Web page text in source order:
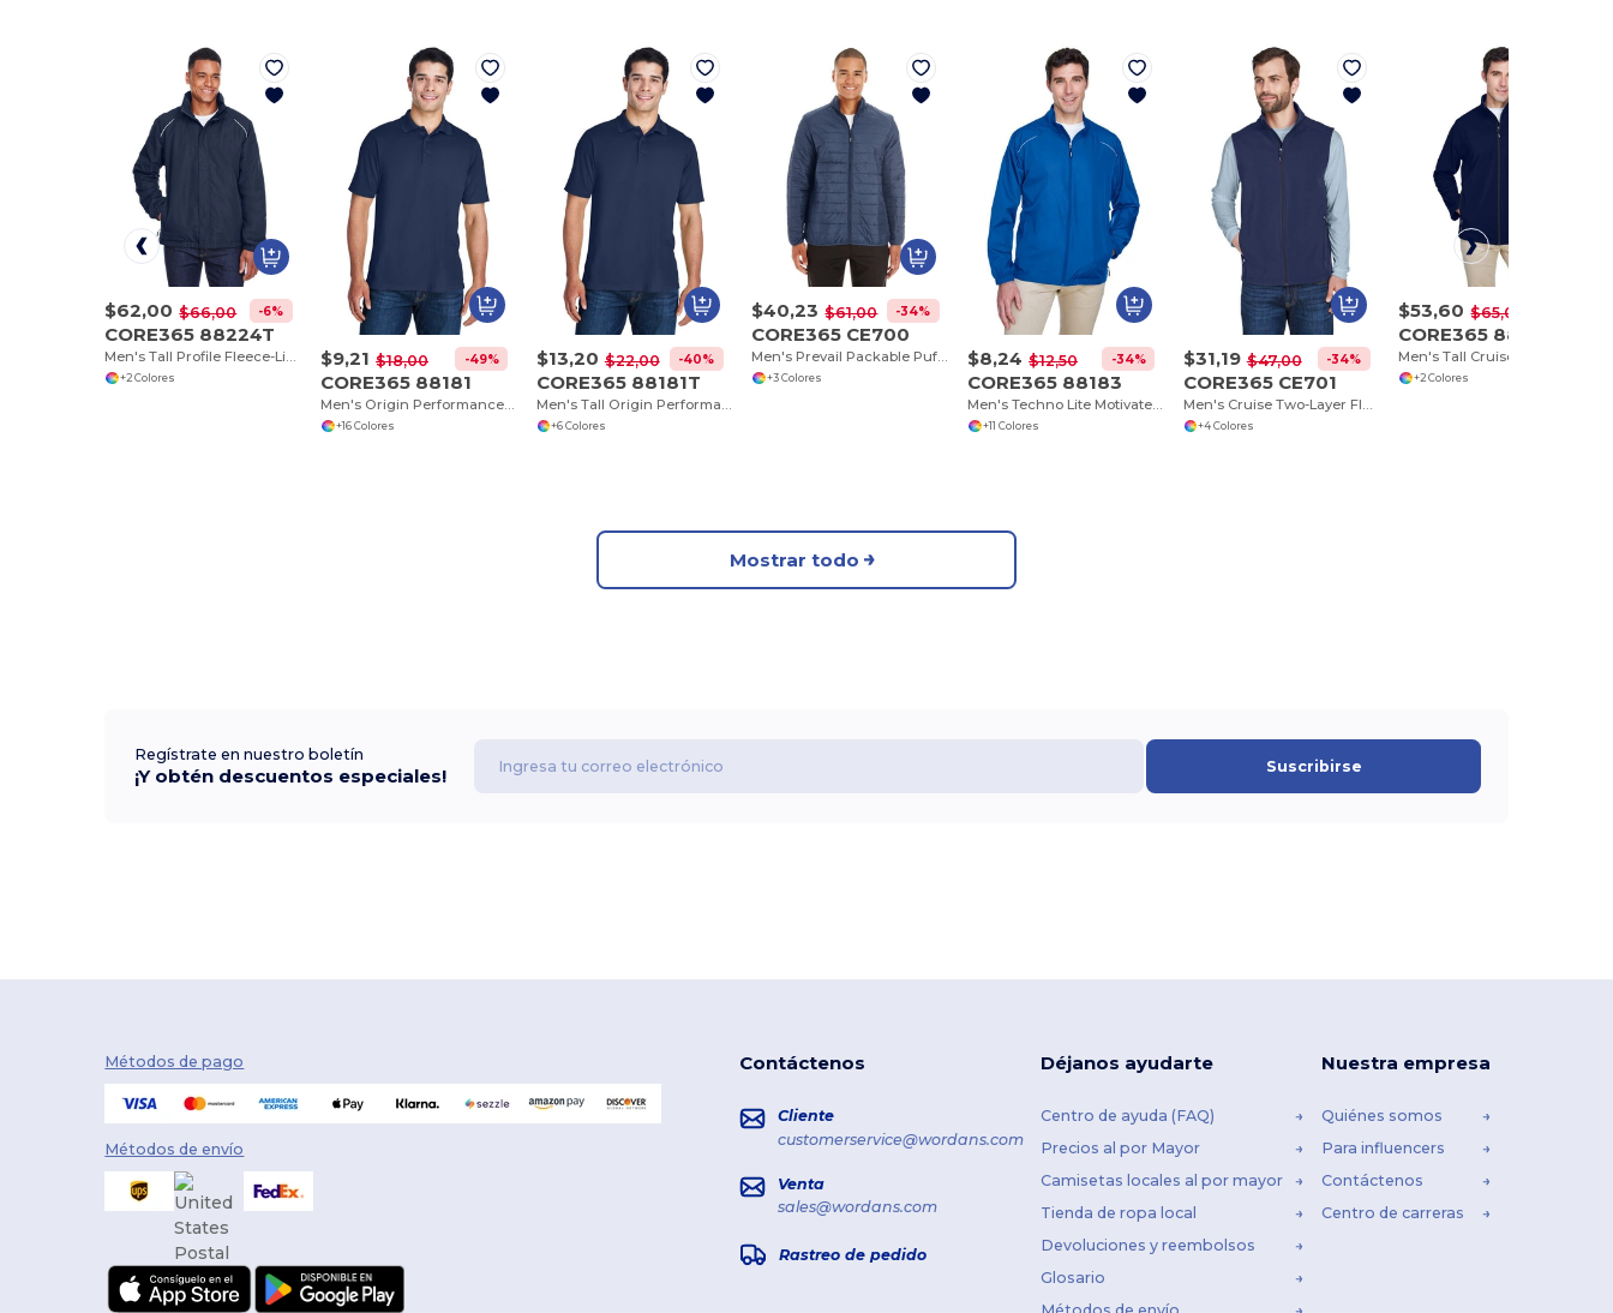
$62,00 $66,00 -6%
CORE365 88224T
Men's Tall Profile Fleece-Lined All-Season Jacket
+2 Colores
$9,21 $18,00 -49%
CORE365 88181
Men's Origin Performance Piqué Polo
+16 Colores
$13,20 $22,00 -40%
CORE365 88181T
Men's Tall Origin Performance Piqué Polo
+6 Colores
$40,23 $61,00 -34%
CORE365 CE700
Men's Prevail Packable Puffer Jacket
+3 Colores
$8,24 $12,50 -34%
CORE365 88183
Men's Techno Lite Motivate Unlined Lightweight Jacket
+11 Colores
$31,19 $47,00 -34%
CORE365 CE701
Men's Cruise Two-Layer Fleece Bonded Soft Shell Vest
+4 Colores
$53,60 $65,00
CORE365 88184T
+2 Colores
Mostrar todo
Regístrate en nuestro boletín
¡Y obtén descuentos especiales! Suscribirse
Métodos de pago
Métodos de envío
Contáctenos
Cliente
customerservice@wordans.com
Venta
sales@wordans.com
Rastreo de pedido
Déjanos ayudarte
Centro de ayuda (FAQ)
Precios al por Mayor
Camisetas locales al por mayor
Tienda de ropa local
Devoluciones y reembolsos
Glosario
Nuestra empresa
Quiénes somos
Para influencers
Contáctenos
Centro de carreras